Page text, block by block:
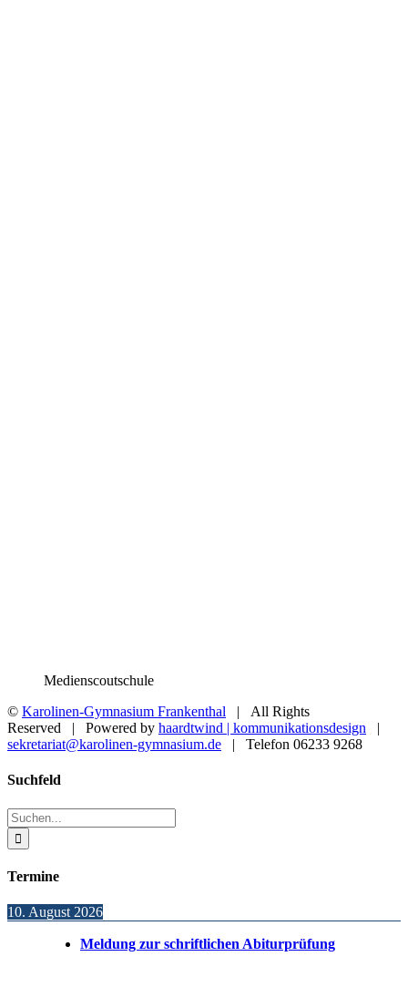
Medienscoutschule
© Karolinen-Gymnasium Frankenthal | All Rights
Reserved | Powered by haardtwind | kommunikationsdesign |
sekretariat@karolinen-gymnasium.de | Telefon 06233 9268
Toggle
Bar
Area
Suchfeld
Suche
nach:
Termine
10. August 2026
Meldung zur schriftlichen Abiturprüfung